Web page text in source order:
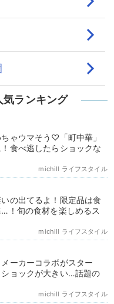
気ランキング
ゃウマそう♡「町中華」
食べ逃したらショックな
michill ライフスタイル
の出てるよ！限定品は食
！旬の食材を楽しめるス
michill ライフスタイル
ーカーコラボがスター
ショックが大きい…話題の
michill ライフスタイル